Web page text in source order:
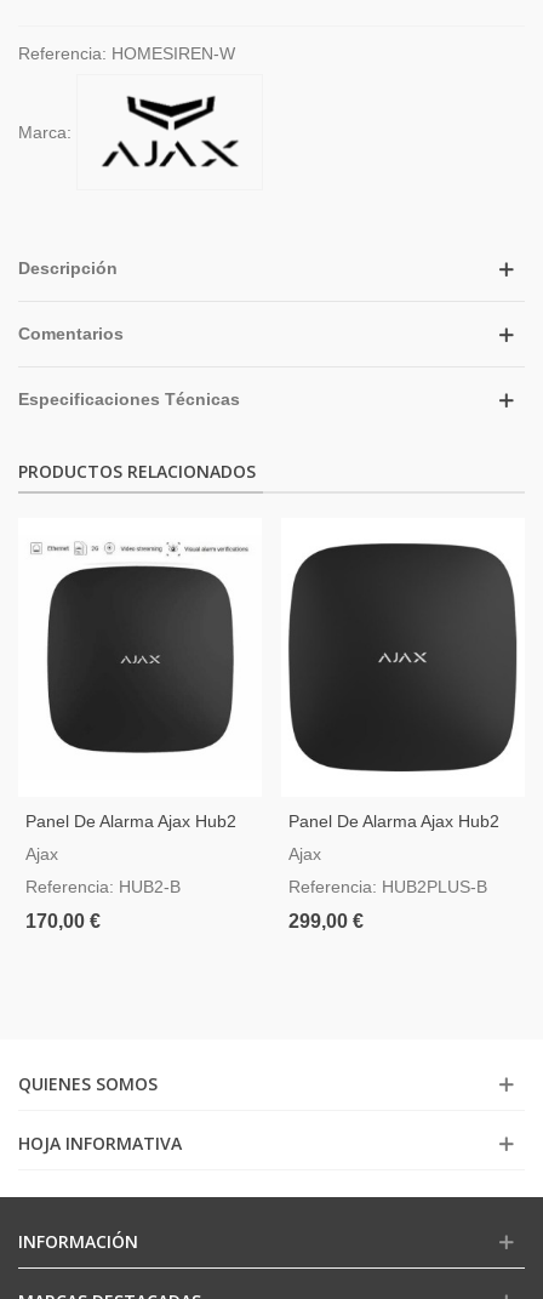
Referencia: HOMESIREN-W
Marca:
Descripción
Comentarios
Especificaciones Técnicas
PRODUCTOS RELACIONADOS
Panel De Alarma Ajax Hub2
Negro Compatible Con Video
Ajax
Referencia: HUB2-B
170,00 €
Panel De Alarma Ajax Hub2
Plus Negro Con GSM, 3G,
Ajax
Referencia: HUB2PLUS-B
299,00 €
QUIENES SOMOS
HOJA INFORMATIVA
INFORMACIÓN